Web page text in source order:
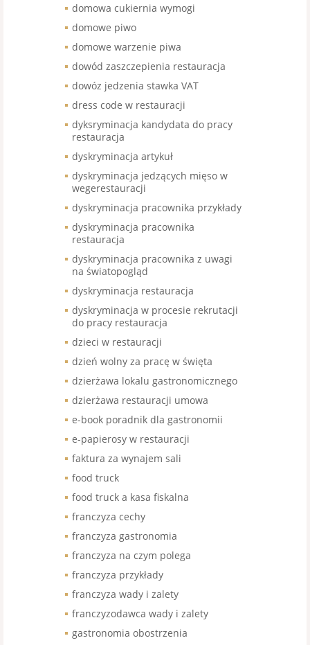
domowa cukiernia wymogi
domowe piwo
domowe warzenie piwa
dowód zaszczepienia restauracja
dowóz jedzenia stawka VAT
dress code w restauracji
dyksryminacja kandydata do pracy
restauracja
dyskryminacja artykuł
dyskryminacja jedzących mięso w
wegerestauracji
dyskryminacja pracownika przykłady
dyskryminacja pracownika
restauracja
dyskryminacja pracownika z uwagi
na światopogląd
dyskryminacja restauracja
dyskryminacja w procesie rekrutacji
do pracy restauracja
dzieci w restauracji
dzień wolny za pracę w święta
dzierżawa lokalu gastronomicznego
dzierżawa restauracji umowa
e-book poradnik dla gastronomii
e-papierosy w restauracji
faktura za wynajem sali
food truck
food truck a kasa fiskalna
franczyza cechy
franczyza gastronomia
franczyza na czym polega
franczyza przykłady
franczyza wady i zalety
franczyzodawca wady i zalety
gastronomia obostrzenia